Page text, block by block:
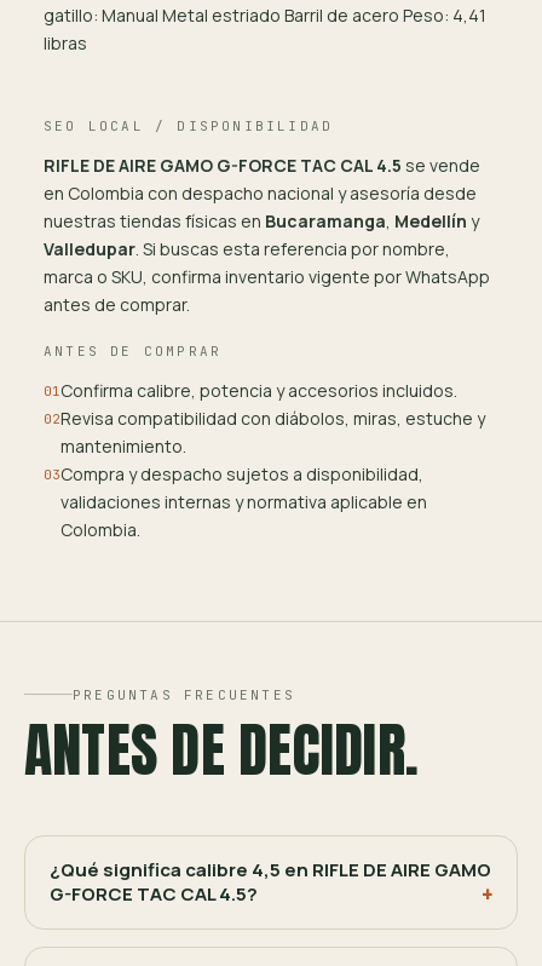
gatillo: Manual Metal estriado Barril de acero Peso: 4,41
libras
SEO LOCAL / DISPONIBILIDAD
RIFLE DE AIRE GAMO G-FORCE TAC CAL 4.5 se vende
en Colombia con despacho nacional y asesoría desde
nuestras tiendas físicas en Bucaramanga, Medellín y
Valledupar. Si buscas esta referencia por nombre,
marca o SKU, confirma inventario vigente por WhatsApp
antes de comprar.
ANTES DE COMPRAR
01Confirma calibre, potencia y accesorios incluidos.
02Revisa compatibilidad con diábolos, miras, estuche y
mantenimiento.
03Compra y despacho sujetos a disponibilidad,
validaciones internas y normativa aplicable en
Colombia.
PREGUNTAS FRECUENTES
ANTES DE DECIDIR.
¿Qué significa calibre 4,5 en RIFLE DE AIRE GAMO
G-FORCE TAC CAL 4.5?